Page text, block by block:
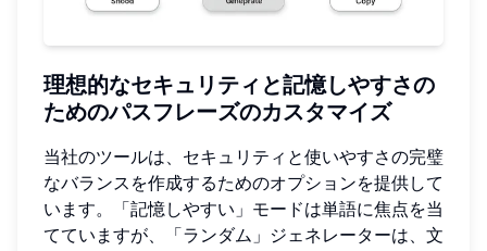
理想的なセキュリティと記憶しやすさの
ためのパスフレーズのカスタマイズ
当社のツールは、セキュリティと使いやすさの完璧
なバランスを作成するためのオプションを提供して
います。「記憶しやすい」モードは単語に焦点を当
てていますが、「ランダム」ジェネレーターは、文